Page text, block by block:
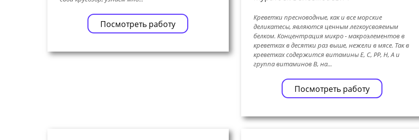
Посмотреть работу
Креветки пресноводные, как и все морские
деликатесы, являются ценным легкоусвояемым
белком. Концентрация микро - макроэлементов в
креветках в десятки раз выше, нежели в мясе. Так в
креветках содержится витамины Е, С, РР, Н, А и
группа витаминов В, на...
Посмотреть работу